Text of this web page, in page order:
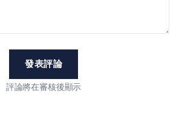
發表評論
評論將在審核後顯示